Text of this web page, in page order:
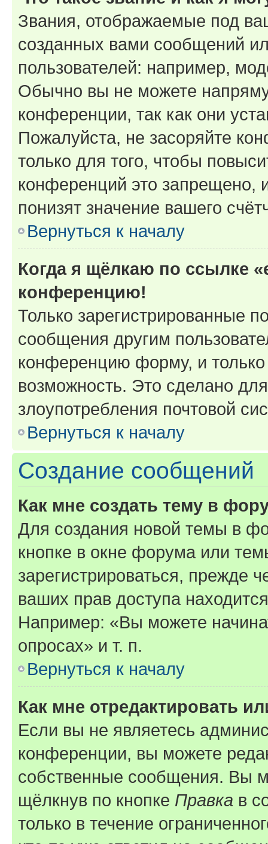
Звания, отображаемые под
созданных вами сообщений
пользователей: например,
Обычно вы не можете
конференции, так как они
Пожалуйста, не засоряйте
только для того, чтобы
конференций это запрещено,
понизят значение вашего
Вернуться к началу
Когда я щёлкаю по ссылке
конференцию!
Только зарегистрированные
сообщения другим
конференцию форму, и
возможность. Это сделано
злоупотребления почтовой
Вернуться к началу
Создание сообщений
Как мне создать тему в
Для создания новой темы в
кнопке в окне форума или
зарегистрироваться, прежде
ваших прав доступа
Например: «Вы можете
опросах» и т. п.
Вернуться к началу
Как мне отредактировать
Если вы не являетесь
конференции, вы можете
собственные сообщения. Вы
щёлкнув по кнопке Правка в
только в течение